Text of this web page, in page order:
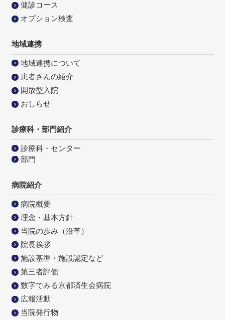
健診コース
オプション検査
地域連携
地域連携について
患者さんの紹介
開放型入院
おしらせ
診療科・部門紹介
診療科・センター
部門
病院紹介
病院概要
理念・基本方針
当院の歩み（沿革）
院長挨拶
施設基準・施設認定など
第三者評価
数字でみる京都済生会病院
広報活動
当院発行物